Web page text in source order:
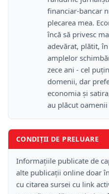
financiar-bancar
plecarea mea.
încă să privesc
adevărat, plătit,
amplelor
zece ani - cel
domenii, dar
economia și
au plăcut
CONDIȚII DE PRELUARE
Informațiile publicate de
alte publicații online doar
cu citarea sursei cu link